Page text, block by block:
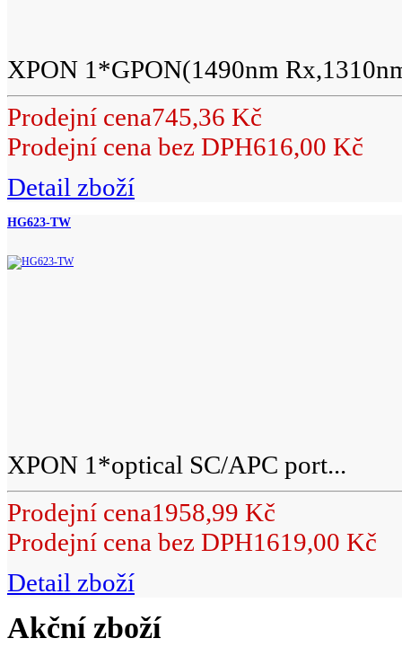
XPON 1*GPON(1490nm
Prodejní cena745,36 Kč
Prodejní cena bez DPH616,00 Kč
Detail zboží
HG623-TW
XPON 1*optical SC/APC port...
Prodejní cena1958,99 Kč
Prodejní cena bez DPH1619,00 Kč
Detail zboží
Akční zboží